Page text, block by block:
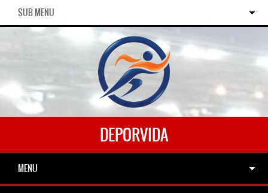
SUB MENU
DEPORVIDA
MENU